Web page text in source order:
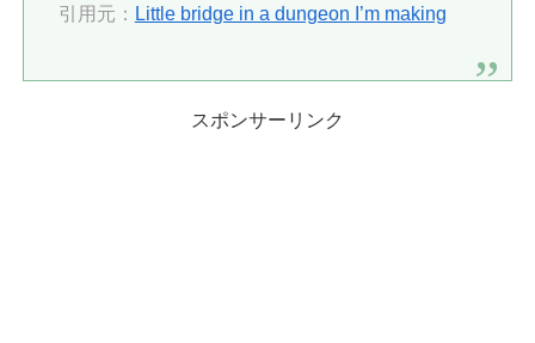
引用元： Little bridge in a dungeon I’m making
スポンサーリンク